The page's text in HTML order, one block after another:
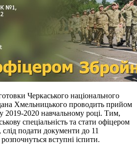
Черкаського національного
Хмельницького проводить прийом
2019-2020 навчальному році. Тим,
спеціальність та стати офіцером
подати документи до 11
вступні іспити.